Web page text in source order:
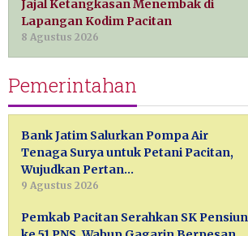
Jajal Ketangkasan Menembak di
Lapangan Kodim Pacitan
8 Agustus 2026
Pemerintahan
Bank Jatim Salurkan Pompa Air
Tenaga Surya untuk Petani Pacitan,
Wujudkan Pertan…
9 Agustus 2026
Pemkab Pacitan Serahkan SK Pensiun